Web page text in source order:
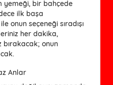
yemeği, bir bahçede
ilk başa
onun seçeneği sıradışı
her dakika,
onun
Anlar